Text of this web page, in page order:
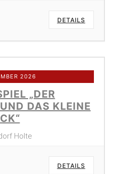
DETAILS
2026
„DER
DAS KLEINE
Holte
DETAILS